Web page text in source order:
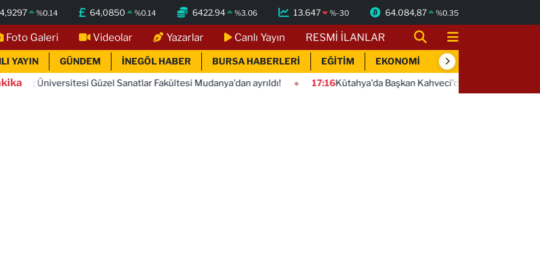
%0.14 64,0850 %0.14 6422.94 %3.06 13.647 %-30 64.084,87 %0.35
Foto Galeri Videolar Yazarlar Canlı Yayın RESMİ İLANLAR
YAYIN GÜNDEM İNEGÖL HABER BURSA HABERLERİ EĞİTİM EKONOMİ SİYASET
Güzel Sanatlar Fakültesi Mudanya'dan ayrıldı! 17:16Kütahya'da Başkan Kahveci'den çalışmalara yakın mercek